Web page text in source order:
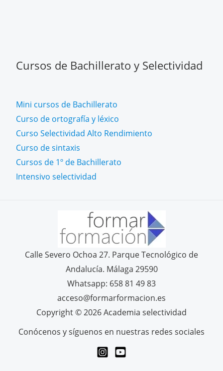
Cursos de Bachillerato y Selectividad
Mini cursos de Bachillerato
Curso de ortografía y léxico
Curso Selectividad Alto Rendimiento
Curso de sintaxis
Cursos de 1º de Bachillerato
Intensivo selectividad
Calle Severo Ochoa 27. Parque Tecnológico de
Andalucía. Málaga 29590
Whatsapp: 658 81 49 83
acceso@formarformacion.es
Copyright © 2026 Academia selectividad
Conócenos y síguenos en nuestras redes sociales